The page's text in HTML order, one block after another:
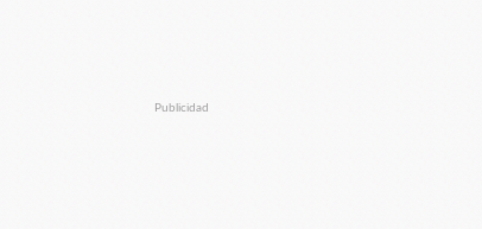
Publicidad